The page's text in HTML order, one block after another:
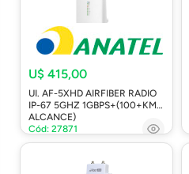
U$ 415,00
UI. AF-5XHD AIRFIBER RADIO
IP-67 5GHZ 1GBPS+(100+KM
ALCANCE)
Cód: 27871